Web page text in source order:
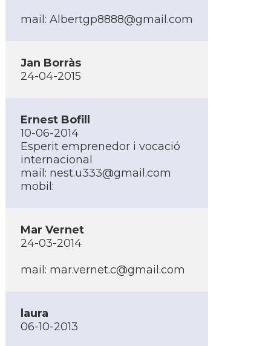
mail: Albertgp8888@gmail.com
Jan Borràs
24-04-2015
Ernest Bofill
10-06-2014
Esperit emprenedor i vocació
internacional
mail: nest.u333@gmail.com
mobil:
Mar Vernet
24-03-2014
mail: mar.vernet.c@gmail.com
laura
06-10-2013